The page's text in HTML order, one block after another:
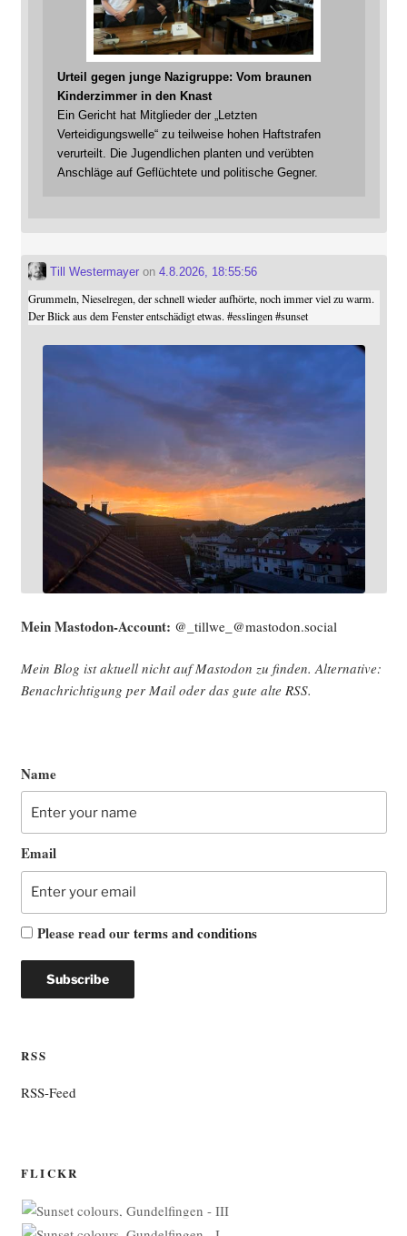
Urteil gegen junge Nazigruppe: Vom braunen
Kinderzimmer in den Knast
Ein Gericht hat Mitglieder der „Letzten
Verteidigungswelle“ zu teilweise hohen Haftstrafen
verurteilt. Die Jugendlichen planten und verübten
Anschläge auf Geflüchtete und politische Gegner.
Till Westermayeron 4.8.2026, 18:55:56
Grummeln, Nieselregen, der schnell wieder aufhörte, noch immer viel zu warm.
Der Blick aus dem Fenster entschädigt etwas. #esslingen #sunset
Mein Mast­o­don-Account: @_tillwe_@mastodon.social
Mein Blog ist aktu­ell nicht auf Mast­o­don zu fin­den. Alter­na­ti­ve:
Benach­rich­ti­gung per Mail oder das gute alte RSS.
Name
Email
Please read ourterms and conditions
RSS
RSS-Feed
FLICKR